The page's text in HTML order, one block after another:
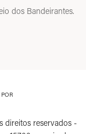
dos Bandeirantes.
direitos reservados -